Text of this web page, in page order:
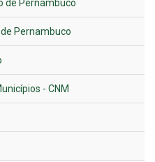
de Pernambuco
Pernambuco
- CNM